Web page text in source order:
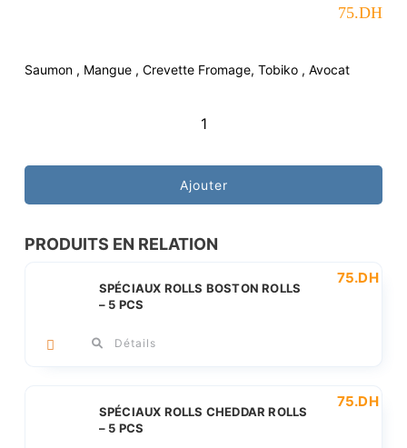
75.DH
Saumon , Mangue , Crevette Fromage, Tobiko , Avocat
quantité
SPÉCIAUX
ROLLS
-
Ajouter
PRODUITS EN RELATION
SPÉCIAUX ROLLS BOSTON ROLLS
– 5 PCS
75.DH
Détails
SPÉCIAUX ROLLS CHEDDAR ROLLS
– 5 PCS
75.DH